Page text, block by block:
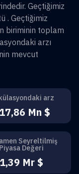
Geçtiğimiz
. Geçtiğimiz
biriminin toplam
arzı
mevcut
arz
Mn $
Seyreltilmiş
Piyasa Değeri
1,39 Mr $